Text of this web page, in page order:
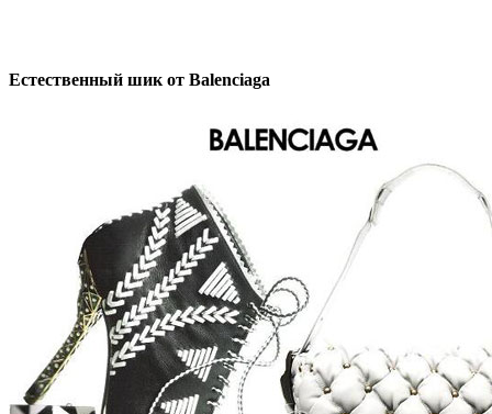
Естественный шик от Balenciaga